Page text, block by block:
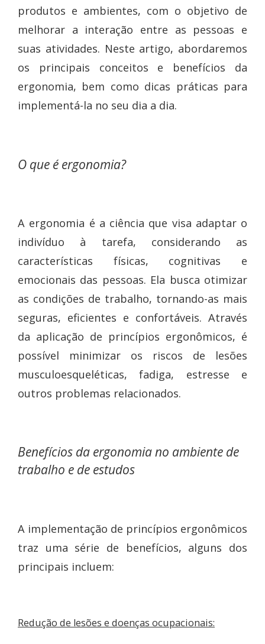
produtos e ambientes, com o objetivo de
melhorar a interação entre as pessoas e
suas atividades. Neste artigo, abordaremos
os principais conceitos e benefícios da
ergonomia, bem como dicas práticas para
implementá-la no seu dia a dia.
O que é ergonomia?
A ergonomia é a ciência que visa adaptar o
indivíduo à tarefa, considerando as
características físicas, cognitivas e
emocionais das pessoas. Ela busca otimizar
as condições de trabalho, tornando-as mais
seguras, eficientes e confortáveis. Através
da aplicação de princípios ergonômicos, é
possível minimizar os riscos de lesões
musculoesqueléticas, fadiga, estresse e
outros problemas relacionados.
Benefícios da ergonomia no ambiente de
trabalho e de estudos
A implementação de princípios ergonômicos
traz uma série de benefícios, alguns dos
principais incluem:
Redução de lesões e doenças ocupacionais: